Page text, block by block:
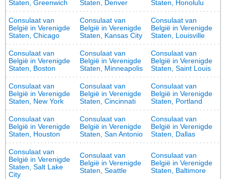
Staten, Greenwich
Staten, Denver
Staten, Honolulu
Consulaat van
België in Verenigde
Staten, Chicago
Consulaat van
België in Verenigde
Staten, Kansas City
Consulaat van
België in Verenigde
Staten, Louisville
Consulaat van
België in Verenigde
Staten, Boston
Consulaat van
België in Verenigde
Staten, Minneapolis
Consulaat van
België in Verenigde
Staten, Saint Louis
Consulaat van
België in Verenigde
Staten, New York
Consulaat van
België in Verenigde
Staten, Cincinnati
Consulaat van
België in Verenigde
Staten, Portland
Consulaat van
België in Verenigde
Staten, Houston
Consulaat van
België in Verenigde
Staten, San Antonio
Consulaat van
België in Verenigde
Staten, Dallas
Consulaat van
België in Verenigde
Staten, Salt Lake
City
Consulaat van
België in Verenigde
Staten, Seattle
Consulaat van
België in Verenigde
Staten, Baltimore